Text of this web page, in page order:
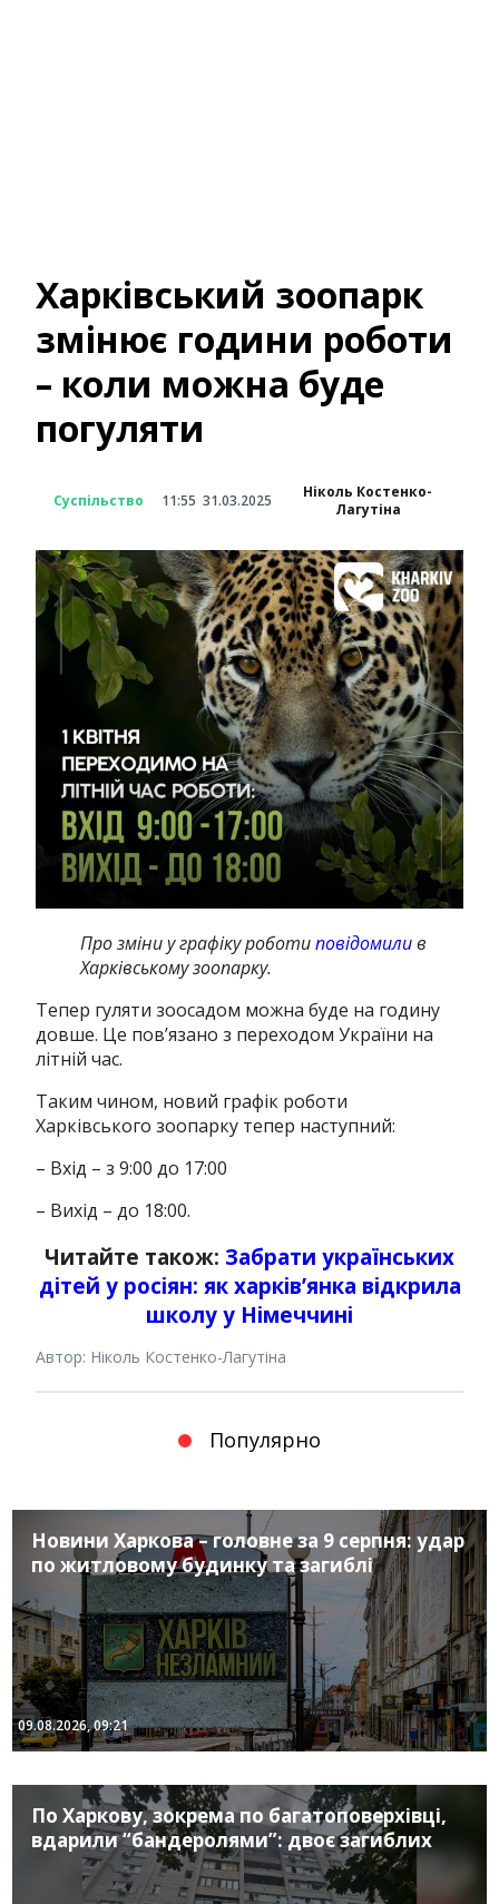
Харківський зоопарк
змінює години роботи
– коли можна буде
погуляти
Суспільство 11:55 31.03.2025
Ніколь Костенко-
Лагутіна
Про зміни у графіку роботиповідомилив
Харківському зоопарку.
Тепер гуляти зоосадом можна буде на годину
довше. Це пов’язано з переходом України на
літній час.
Таким чином, новий графік роботи
Харківського зоопарку тепер наступний:
– Вхід – з 9:00 до 17:00
– Вихід – до 18:00.
Читайте також: Забрати українських
дітей у росіян: як харків’янка відкрила
школу у Німеччині
Автор: Ніколь Костенко-Лагутіна
Популярно
Новини Харкова – головне за 9 серпня: удар
по житловому будинку та загиблі
09.08.2026, 09:21
По Харкову, зокрема по багатоповерхівці,
вдарили “бандеролями”: двоє загиблих